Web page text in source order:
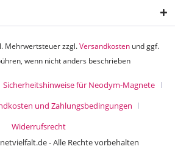
Mehrwertsteuer zzgl.Versandkosten und ggf.
wenn nicht anders beschrieben
Sicherheitshinweise für Neodym-Magnete
und Zahlungsbedingungen
Widerrufsrecht
- Alle Rechte vorbehalten